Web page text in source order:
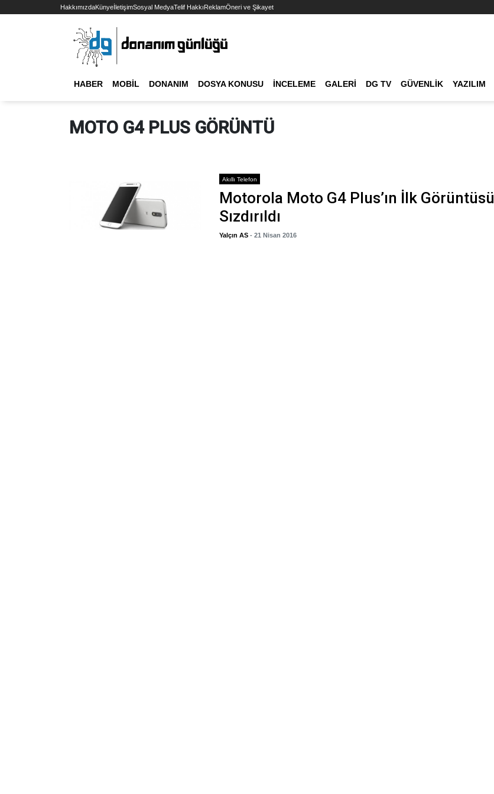
HakkımızdaKünyeİletişimSosyal MedyaTelif HakkıReklamÖneri ve Şikayet
HABER MOBIL DONANIM DOSYA KONUSU İNCELEME GALERI DG TV GÜVENLIK YAZILIM
MOTO G4 PLUS GÖRÜNTÜ
Akıllı Telefon
Motorola Moto G4 Plus’ın İlk Görüntüsü
Sızdırıldı
Yalçın AS - 21 Nisan 2016